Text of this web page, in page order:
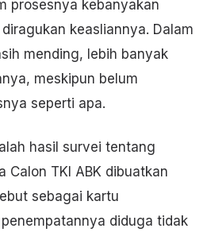
prosesnya kebanyakan
keasliannya. Dalam
mending, lebih banyak
meskipun belum
seperti apa.
hasil survei tentang
Calon TKI ABK dibuatkan
sebagai kartu
diduga tidak